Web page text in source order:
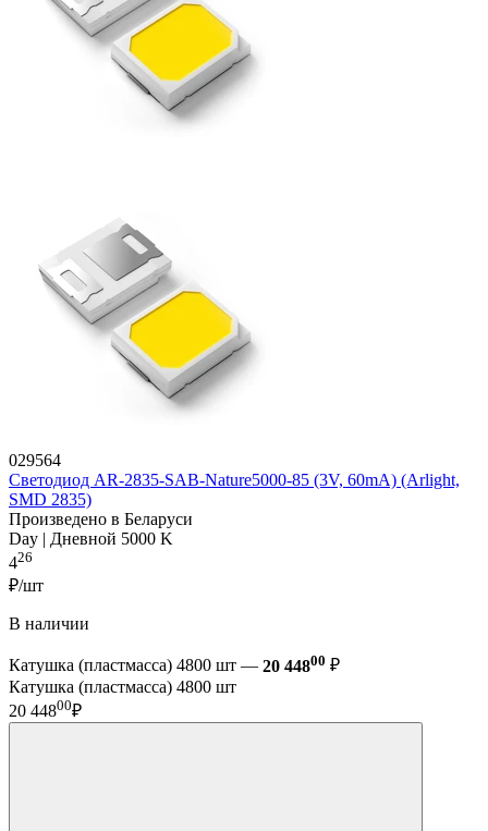
029564
Светодиод AR-2835-SAB-Nature5000-85 (3V, 60mA) (Arlight,
SMD 2835)
Произведено в Беларуси
Day | Дневной 5000 K
426
₽/шт
В наличии
Катушка (пластмасса) 4800 шт — 20 44800 ₽
Катушка (пластмасса) 4800 шт
20 44800₽